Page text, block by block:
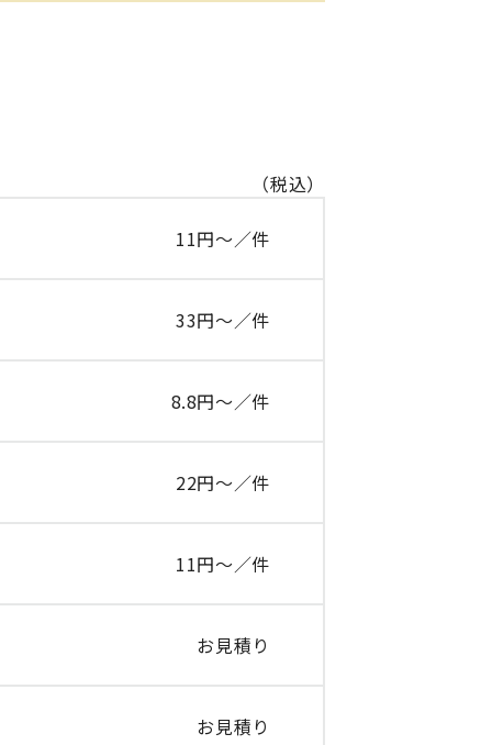
（税込）
11円～／件
33円～／件
8.8円～／件
22円～／件
11円～／件
お見積り
お見積り